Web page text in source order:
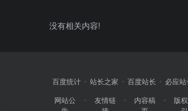
没有相关内容!
百度统计 站长之家 百度站长 必应站
网站公
友情链
内容稿
版